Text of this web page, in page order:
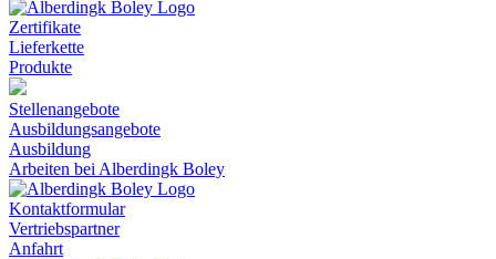
Zertifikate
Lieferkette
Produkte
Stellenangebote
Ausbildungsangebote
Ausbildung
Arbeiten bei Alberdingk Boley
Kontaktformular
Vertriebspartner
Anfahrt